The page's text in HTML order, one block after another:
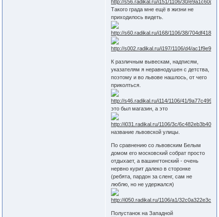
Такого града мне ещё в жизни не
приходилось видеть.
К различным вывескам, надписям,
указателям я неравнодушен с детства,
поэтому и во львове нашлось, от чего
приколться.
это был магазин, а это
название львовской улицы.
По сравнению со львовским Белым
домом его московский собрат просто
отдыхает, а вашингтонский - очень
нервно курит далеко в сторонке
(ребята, пардон за сленг, сам не
люблю, но не удержался)
Полустанок на Западной